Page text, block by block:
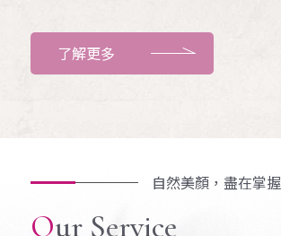
了解更多
自然美顏，盡在掌握
Our Service